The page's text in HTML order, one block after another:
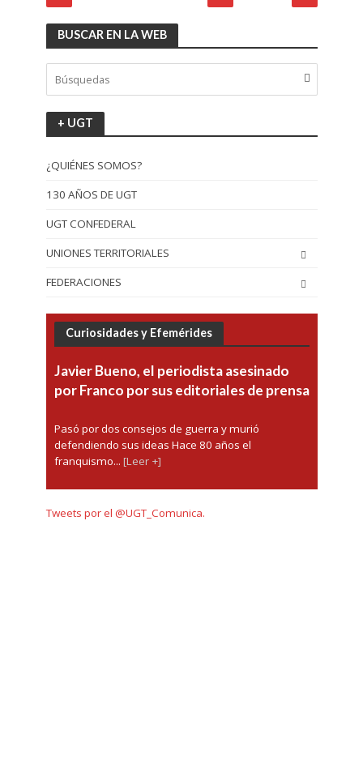
BUSCAR EN LA WEB
+ UGT
¿QUIÉNES SOMOS?
130 AÑOS DE UGT
UGT CONFEDERAL
UNIONES TERRITORIALES
FEDERACIONES
Curiosidades y Efemérides
Javier Bueno, el periodista asesinado
por Franco por sus editoriales de prensa
Pasó por dos consejos de guerra y murió
defendiendo sus ideas Hace 80 años el
franquismo... [Leer +]
Tweets por el @UGT_Comunica.